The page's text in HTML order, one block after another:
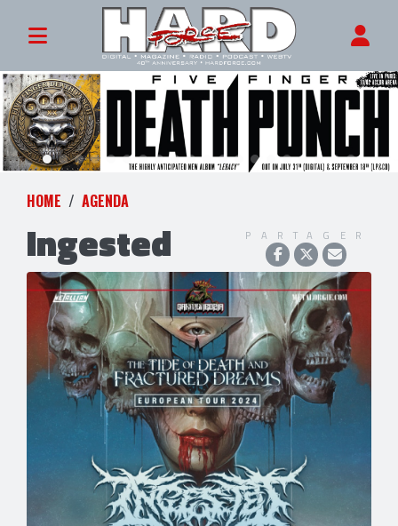
HOME AGENDA
Ingested PARTAGER